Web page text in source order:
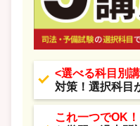
<選べる科目別
対策！選択科目
これ一つでOK！